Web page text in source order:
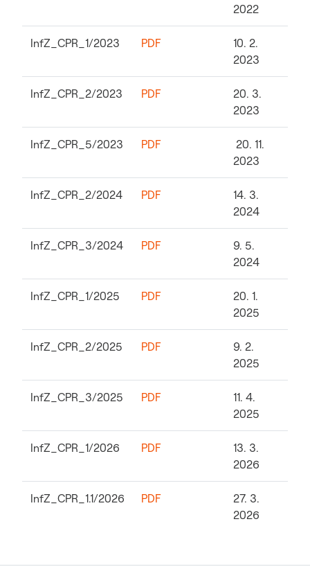
2022
InfZ_CPR_1/2023 PDF
10. 2.
2023
InfZ_CPR_2/2023 PDF
20. 3.
2023
InfZ_CPR_5/2023 PDF
20. 11.
2023
InfZ_CPR_2/2024 PDF
14. 3.
2024
InfZ_CPR_3/2024 PDF
9. 5.
2024
InfZ_CPR_1/2025 PDF
20. 1.
2025
InfZ_CPR_2/2025 PDF
9. 2.
2025
InfZ_CPR_3/2025 PDF
11. 4.
2025
InfZ_CPR_1/2026 PDF
13. 3.
2026
InfZ_CPR_1.1/2026 PDF
27. 3.
2026